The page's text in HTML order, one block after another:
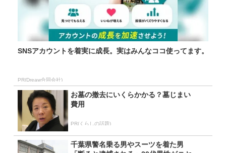
SNSアカウントを着実に成長。実はみんなココ使ってます。
PR(Dreaw合同会社)
お墓の撤去にいくらかかる？墓じまい
費用
PR(くらしの話題)
千葉県警名乗る男やスーツを着た男